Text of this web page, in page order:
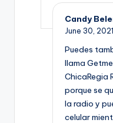
Candy
June 30, 2021,
Puedes
llama
ChicaRegia
porque se
la radio y
celular